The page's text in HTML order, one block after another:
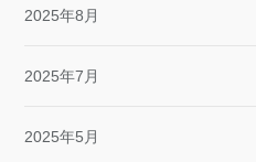
2025年8月
2025年7月
2025年5月